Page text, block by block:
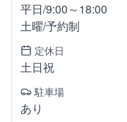
平日/9:00～18:00
土曜/予約制
定休日
土日祝
駐車場
あり